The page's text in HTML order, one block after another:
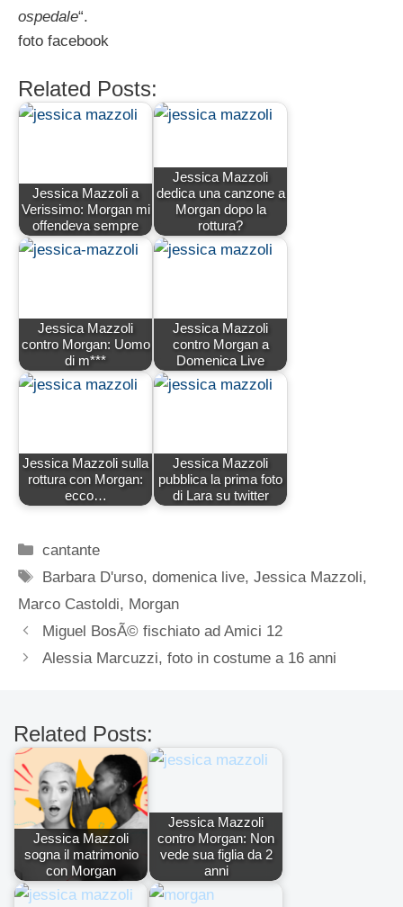
ospedale“.
foto facebook
Related Posts:
Jessica Mazzoli a
Verissimo: Morgan mi
offendeva sempre
Jessica Mazzoli
dedica una canzone a
Morgan dopo la
rottura?
Jessica Mazzoli
contro Morgan: Uomo
di m***
Jessica Mazzoli
contro Morgan a
Domenica Live
Jessica Mazzoli sulla
rottura con Morgan:
ecco…
Jessica Mazzoli
pubblica la prima foto
di Lara su twitter
Categorie
cantante
Tag
Barbara D'urso,domenica live,Jessica Mazzoli,
Marco Castoldi, Morgan
Miguel BosÃ© fischiato ad Amici 12
Alessia Marcuzzi, foto in costume a 16 anni
Related Posts:
Jessica Mazzoli
sogna il matrimonio
con Morgan
Jessica Mazzoli
contro Morgan: Non
vede sua figlia da 2
anni